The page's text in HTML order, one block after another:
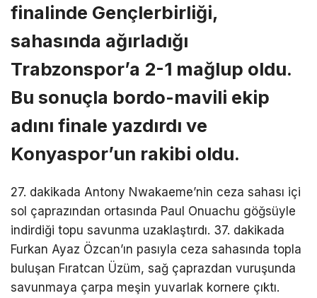
finalinde Gençlerbirliği,
sahasında ağırladığı
Trabzonspor’a 2-1 mağlup oldu.
Bu sonuçla bordo-mavili ekip
adını finale yazdırdı ve
Konyaspor’un rakibi oldu.
27. dakikada Antony Nwakaeme’nin ceza sahası içi
sol çaprazından ortasında Paul Onuachu göğsüyle
indirdiği topu savunma uzaklaştırdı. 37. dakikada
Furkan Ayaz Özcan’ın pasıyla ceza sahasında topla
buluşan Fıratcan Üzüm, sağ çaprazdan vuruşunda
savunmaya çarpa meşin yuvarlak kornere çıktı.